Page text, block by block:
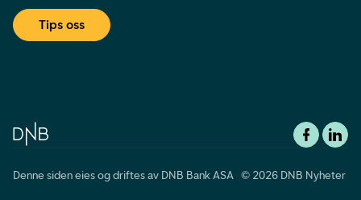
Tips oss
Denne siden eies og driftes av DNB Bank ASA © 2026 DNB Nyheter